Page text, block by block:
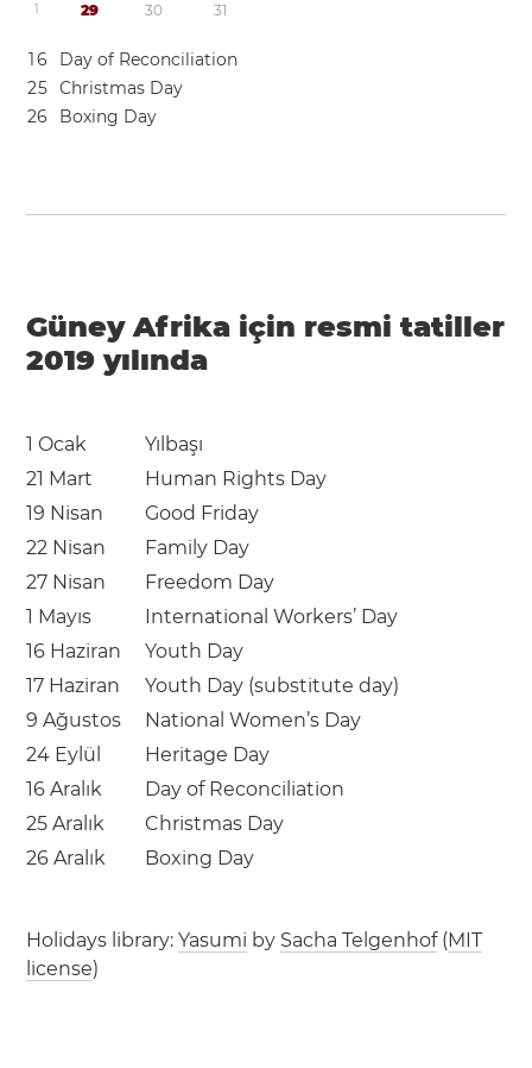
1 29 30 31
16
Day of Reconciliation
25 Christmas Day
26 Boxing Day
Güney Afrika için resmi tatiller
2019 yılında
1 Ocak
Yılbaşı
21 Mart
Human Rights Day
19 Nisan
Good Friday
22 Nisan
Family Day
27 Nisan
Freedom Day
1 Mayıs
International Workers’ Day
16 Haziran
Youth Day
17 Haziran
Youth Day (substitute day)
9 Ağustos
National Women’s Day
24 Eylül
Heritage Day
16 Aralık
Day of Reconciliation
25 Aralık
Christmas Day
26 Aralık
Boxing Day
Holidays library:Yasumi by Sacha Telgenhof(MIT
license)